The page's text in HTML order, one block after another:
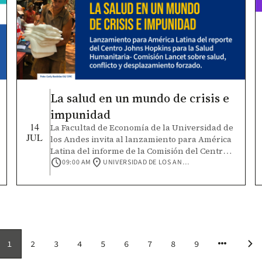
2026 muestro que la regla de gasto estabiliza
la deuda por debajo del límite legal, la
encamina hacia la vecindad del ancla y
reduce la prociclicidad, y que el resultado es
atribuible a la regla, no a la medida de
ingresos tributarios que la acompaña.
14
JUL
La salud en un mundo de crisis e
impunidad
La Facultad de Economía de la Universidad de
los Andes invita al lanzamiento para América
Latina del informe de la Comisión del Centro
Johns Hopkins para la Salud Humanitaria –
desplazamiento forzado. Este será un espacio
desplazamiento y otras crisis humanitarias.
schedule09:00 AM location_on UNIVERSIDAD DE LOS ANDES, CALLE 19A NO. 1 - 37 ESTE
Página
actual
1 Page
2 Page
3 Page
4 Page
5 Page
6 Page
7 Page
8 Page
9 more_horiz chevron_right